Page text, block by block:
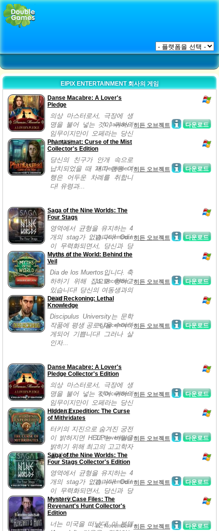
EIPIX ENTERTAINMENT 회사의 게임
Danse Macabre: A Lover's
Pledge
의상 마스터로서, 극장에 생
명을 불어 넣는 것이 귀하의
임무이지만이 오페라는 당신
이 기대...
다운로드
1, January /히든 오브젝트
Phantasmat: Curse of the Mist
Collector's Edition
당신의 친구가 안개 속으로
납치되었을 때 재미 캠핑 여
행은 어두운 차례를 취합니
다! 유령과...
다운로드
24, December /히든 오브젝트
Saga of the Nine Worlds: The
Four Stags
영역에서 균형을 유지하는 4
개의 stag가 없습니다! Odin
이 무력화되면서, 당신과 당
신의 친...
다운로드
18, December /히든 오브젝트
Myths of the World: Behind the
Veil
Dia de los Muertos입니다. 축
하하기 위해 집으로 향하고
있습니다! 당신의 여동생과의
행복...
다운로드
11, December /히든 오브젝트
Dead Reckoning: Lethal
Knowledge
Discipulus University는 문학
작품에 평생 공로상을 수여하
게되어 기쁩니다! 그러나 살
인자...
다운로드
4, December /히든 오브젝트
Danse Macabre: A Lover's
Pledge Collector's Edition
의상 마스터로서, 극장에 생
명을 불어 넣는 것이 귀하의
임무이지만이 오페라는 당신
이 기대...
다운로드
3, December /히든 오브젝트
Hidden Expedition: The Curse
of Mithridates
터키의 지진으로 숨겨진 궁전
이 밝혀지면 HELP는 비밀을
밝히기 위해 최고의 고고학자
를 현장...
다운로드
27, November /히든 오브젝트
Saga of the Nine Worlds: The
Four Stags Collector's Edition
영역에서 균형을 유지하는 4
개의 stag가 없습니다! Odin
이 무력화되면서, 당신과 당
신의 친...
다운로드
26, November /히든 오브젝트
Mystery Case Files: The
Revenant's Hunt Collector's
Edition
너는 미국을 떠났다! 아 본델
다운로드
22, November /히든 오브젝트